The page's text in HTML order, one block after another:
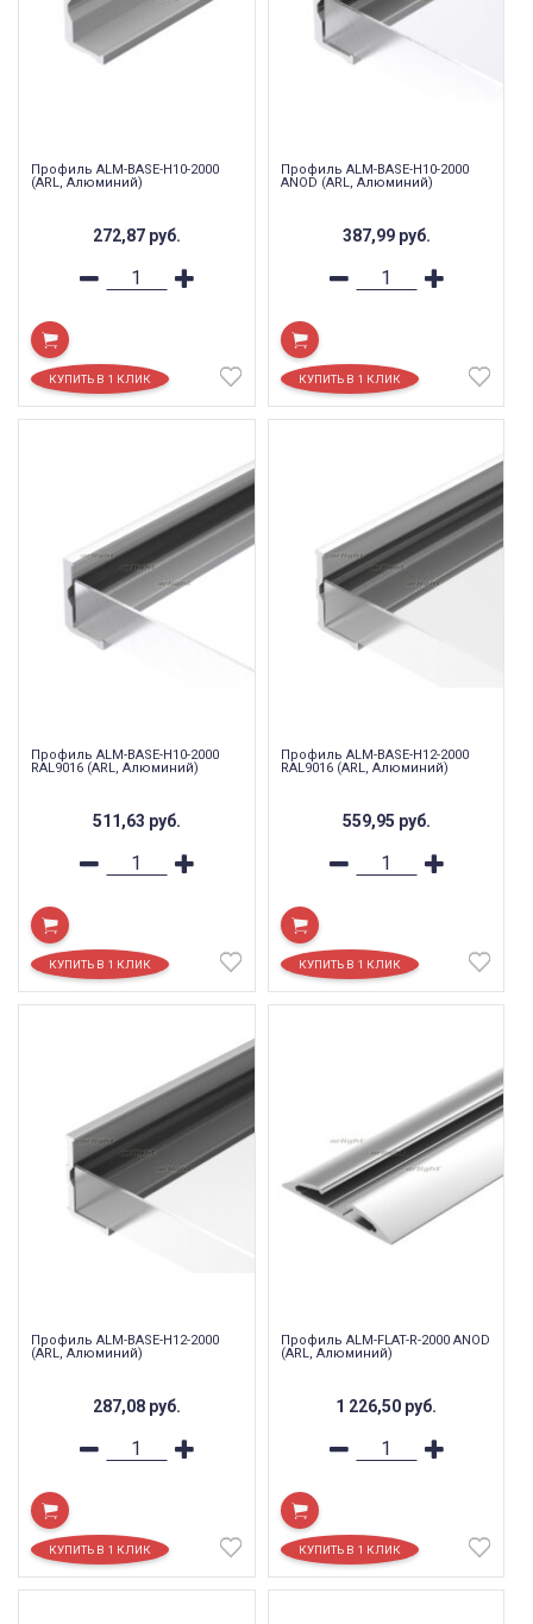
Профиль ALM-BASE-H10-2000
(ARL, Алюминий)
272,87 руб.
Профиль ALM-BASE-H10-2000
ANOD (ARL, Алюминий)
387,99 руб.
Профиль ALM-BASE-H10-2000
RAL9016 (ARL, Алюминий)
511,63 руб.
Профиль ALM-BASE-H12-2000
RAL9016 (ARL, Алюминий)
559,95 руб.
Профиль ALM-BASE-H12-2000
(ARL, Алюминий)
287,08 руб.
Профиль ALM-FLAT-R-2000 ANOD
(ARL, Алюминий)
1 226,50 руб.